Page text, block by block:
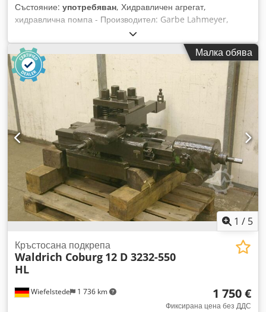
Състояние: употребяван, Хидравличен агрегат,
хидравлична помпа - Производител: Garbe Lahmeyer,
помпа от радиална пробивна машина Kolb NKR 55
Dsdpfxogy Dbte Ah Isck - Модел: AV15/15 P - Мощност: 0,6
kW / 1390 об/мин - Размери: 420/280/180 мм - Тегло: 24 кг
Малка обява
1 / 5
Wiefelstede 1 736 km
Кръстосана подкрепа
Waldrich Coburg 12 D 3232-550
HL
1 750 €
Фиксирана цена без ДДС